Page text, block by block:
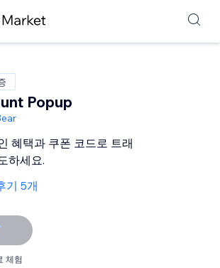
Popup
혜택과 쿠폰 코드로 트래
하세요.
기 5개
체험